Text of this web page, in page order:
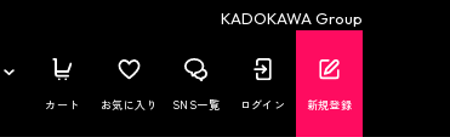
KADOKAWA Group
カート お気に入り SNS一覧 ログイン 新規登録